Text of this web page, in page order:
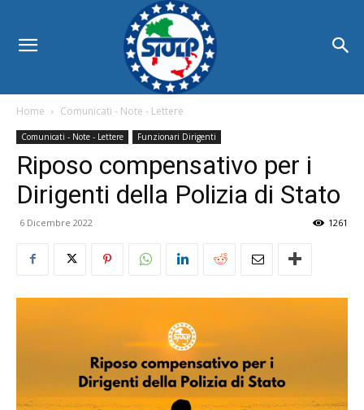
Home Comunicati - Note - Lettere
Comunicati - Note - Lettere Funzionari Dirigenti
Riposo compensativo per i
Dirigenti della Polizia di Stato
6 Dicembre 2022 1261